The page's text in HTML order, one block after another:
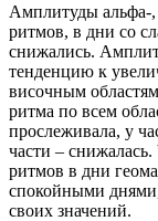
Амплитуды альфа-,
ритмов, в дни со
снижались.
тенденцию к
височным
ритма по всем
прослеживала, у
части –
ритмов в дни
спокойными
своих значений.